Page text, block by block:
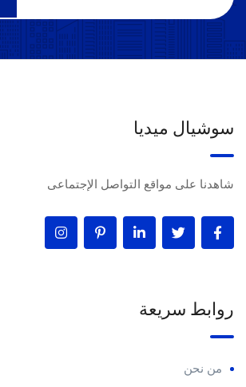
سوشيال ميديا
شاهدنا على مواقع التواصل الإجتماعى
روابط سريعة
من نحن